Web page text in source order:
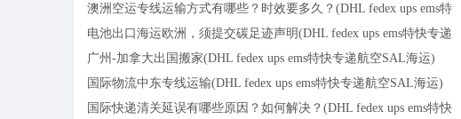
澳洲空运专线运输方式有哪些？时效要多久？(DHL fedex ups ems特
电池出口海运欧洲，须提交碳足迹声明(DHL fedex ups ems特快专递
广州-加拿大出国搬家(DHL fedex ups ems特快专递航空SAL海运)
国际物流中东专线运输(DHL fedex ups ems特快专递航空SAL海运)
国际快递清关延误有哪些原因？如何解决？(DHL fedex ups ems特快